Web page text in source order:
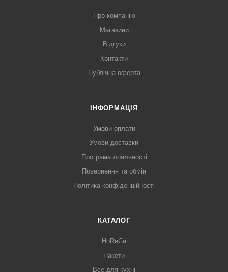
Про компанію
Магазини
Відгуки
Контакти
Публічна оферта
ІНФОРМАЦІЯ
Умови оплати
Умови доставки
Програма лояльності
Повернення та обмін
Політика конфіденційності
КАТАЛОГ
HoReCa
Пакети
Все для кухні